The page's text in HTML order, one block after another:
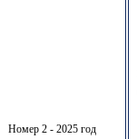
Номер 2 - 2025 год